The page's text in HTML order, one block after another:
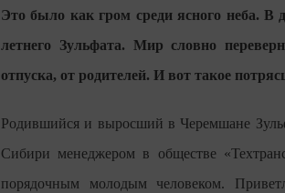
Это было как гром среди ясного неба. В
летнего Зульфата. Мир словно
отпуска, от родителей. И вот такое
Родившийся и выросший в Черемшане
Сибири менеджером в обществе
порядочным молодым человеком.